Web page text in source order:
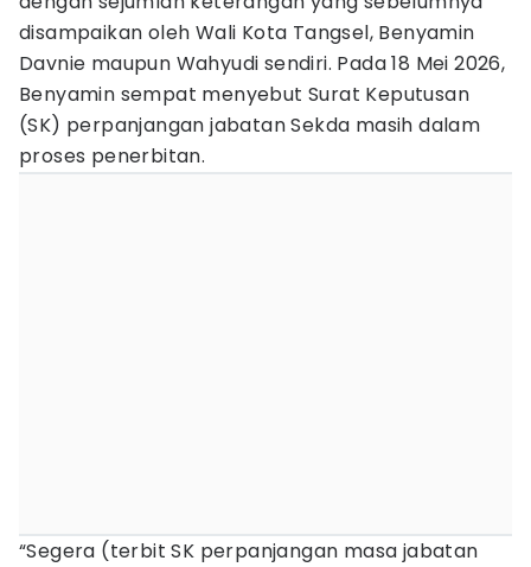
disampaikan oleh Wali Kota Tangsel, Benyamin
Davnie maupun Wahyudi sendiri. Pada 18 Mei 2026,
Benyamin sempat menyebut Surat Keputusan
(SK) perpanjangan jabatan Sekda masih dalam
proses penerbitan.
“Segera (terbit SK perpanjangan masa jabatan